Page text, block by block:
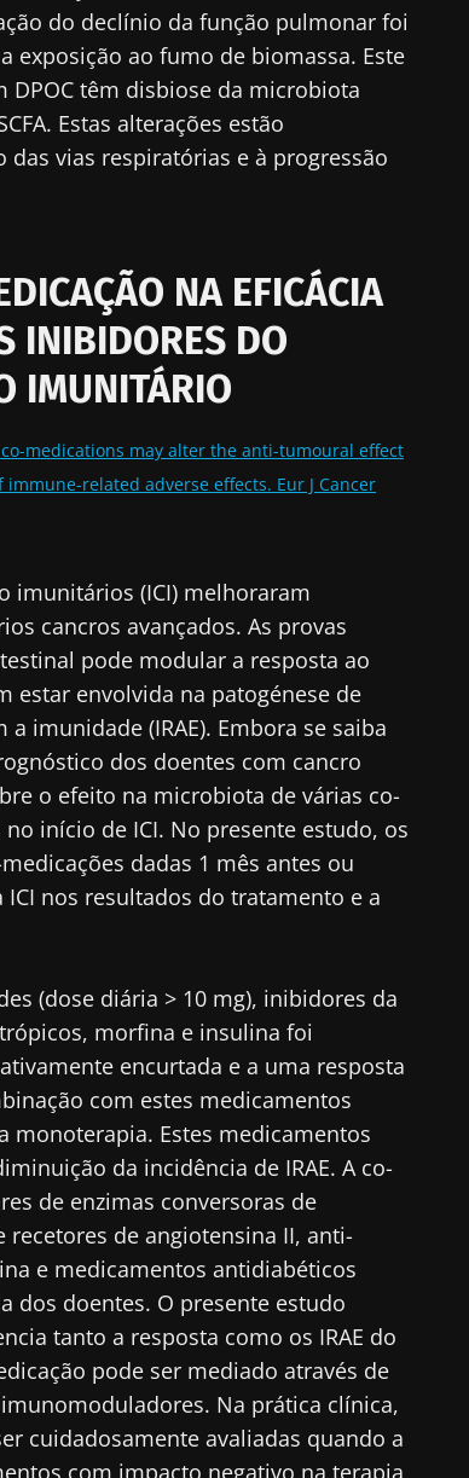
do declínio da função pulmonar foi
exposição ao fumo de biomassa. Este
DPOC têm disbiose da microbiota
Estas alterações estão
vias respiratórias e à progressão
NA EFICÁCIA
INIBIDORES DO
IMUNITÁRIO
medications may alter the anti-tumoural effect
related adverse effects. Eur J Cancer
imunitários (ICI) melhoraram
cancros avançados. As provas
pode modular a resposta ao
estar envolvida na patogénese de
imunidade (IRAE). Embora se saiba
dos doentes com cancro
o efeito na microbiota de várias co-
início de ICI. No presente estudo, os
dadas 1 mês antes ou
nos resultados do tratamento e a
(dose diária > 10 mg), inibidores da
morfina e insulina foi
encurtada e a uma resposta
com estes medicamentos
monoterapia. Estes medicamentos
da incidência de IRAE. A co-
de enzimas conversoras de
de angiotensina II, anti-
e medicamentos antidiabéticos
dos doentes. O presente estudo
tanto a resposta como os IRAE do
pode ser mediado através de
Na prática clínica,
cuidadosamente avaliadas quando a
com impacto negativo na terapia
16/07/2026
cancro colorretal: um
indicador prognóstico
independente?
Ler o artigo
10/07/2026